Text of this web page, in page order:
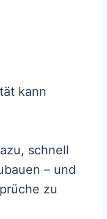
kann
schnell
– und
zu